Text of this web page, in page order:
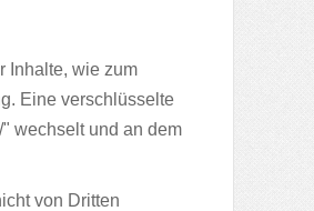
Inhalte, wie zum
Eine verschlüsselte
wechselt und an dem
von Dritten